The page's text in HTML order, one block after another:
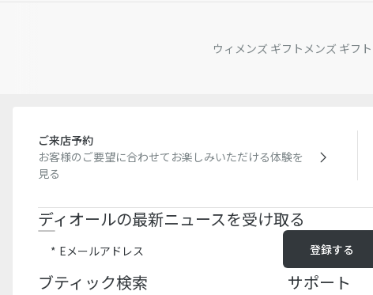
ウィメンズ ギフト メンズ ギフト
ご来店予約
お客様のご要望に合わせてお楽しみいただける体験を
見る
ディオールの最新ニュースを受け取る
Eメールアドレス 登録する
ブティック検索​ サポート